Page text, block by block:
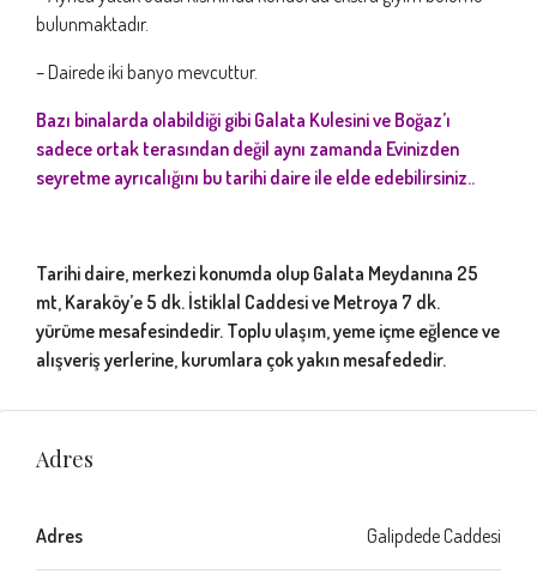
bulunmaktadır.
– Dairede iki banyo mevcuttur.
Bazı binalarda olabildiği gibi Galata Kulesini ve Boğaz’ı
sadece ortak terasından değil aynı zamanda Evinizden
seyretme ayrıcalığını bu tarihi daire ile elde edebilirsiniz.. ​
Tarihi daire, merkezi konumda olup Galata Meydanına 25
mt, Karaköy’e 5 dk. İstiklal Caddesi ve Metroya 7 dk.
yürüme mesafesindedir. Toplu ulaşım, yeme içme eğlence ve
alışveriş yerlerine, kurumlara çok yakın mesafededir.
Adres
Adres Galipdede Caddesi